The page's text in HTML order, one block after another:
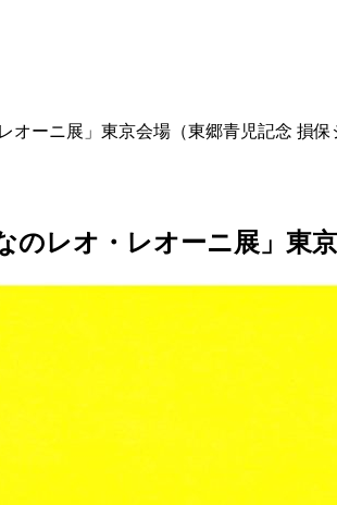
オーニ展」東京会場（東郷青児記念 損保
のレオ・レオーニ展」東